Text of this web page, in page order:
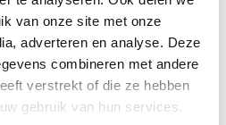
van onze site met onze
adverteren en analyse. Deze
combineren met andere
verstrekt of die ze hebben
gebruik van hun services.
Bronzen staaf van Asclepius -